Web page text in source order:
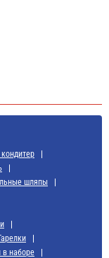
шляпы
наборе